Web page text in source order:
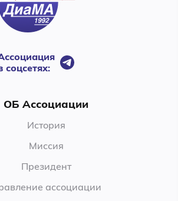
соцсетях:
ОБ Ассоциации
История
Миссия
Президент
ассоциации